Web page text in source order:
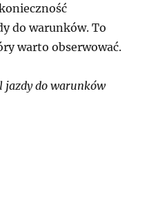
do warunków. To
warto obserwować.
jazdy do warunków